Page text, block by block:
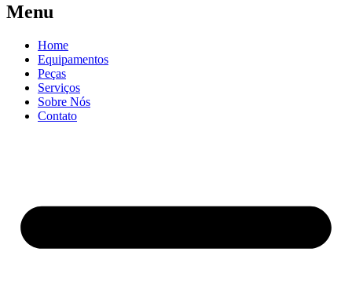
Menu
Home
Equipamentos
Peças
Serviços
Sobre Nós
Contato